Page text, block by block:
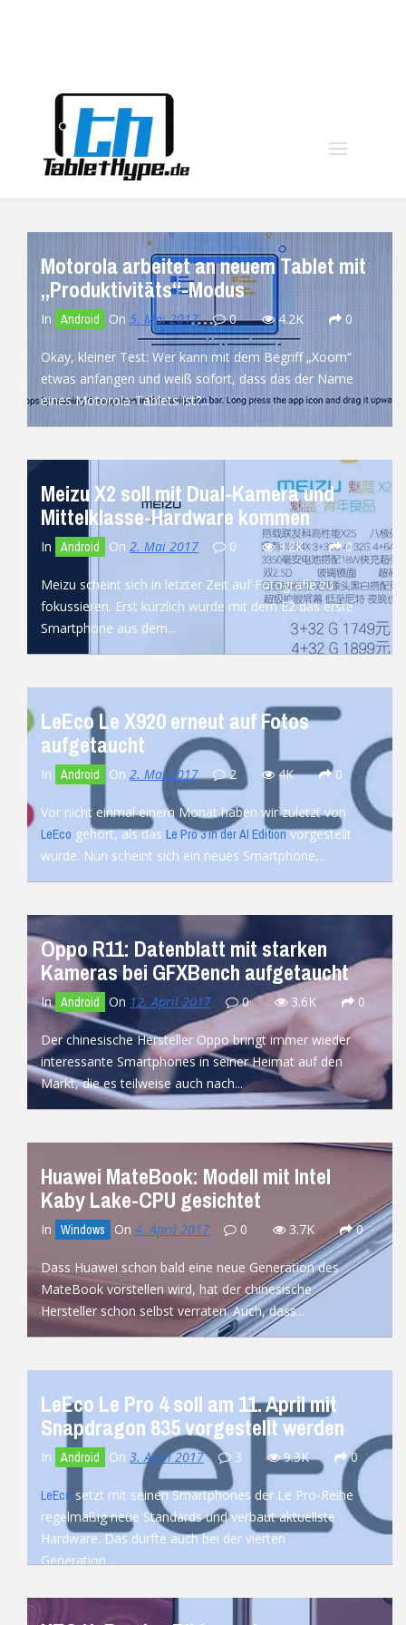
Motorola arbeitet an neuem Tablet mit
„Produktivitäts“-Modus
In Android On 5. Mai 2017 0 4.2K 0
Okay, kleiner Test: Wer kann mit dem Begriff „Xoom“
etwas anfangen und weiß sofort, dass das der Name
eines Motorola-Tablets ist?...
READ MORE
Meizu X2 soll mit Dual-Kamera und
Mittelklasse-Hardware kommen
In Android On 2. Mai 2017 0 3.2K 0
Meizu scheint sich in letzter Zeit auf Fotografie zu
fokussieren. Erst kürzlich wurde mit dem E2 das erste
Smartphone aus dem...
READ MORE
LeEco Le X920 erneut auf Fotos
aufgetaucht
In Android On 2. Mai 2017 2 4K 0
Vor nicht einmal einem Monat haben wir zuletzt von
LeEco gehört, als das Le Pro 3 in der AI Editionvorgestellt
wurde. Nun scheint sich ein neues Smartphone,...
READ MORE
Oppo R11: Datenblatt mit starken
Kameras bei GFXBench aufgetaucht
In Android On 12. April 2017 0 3.6K 0
Der chinesische Hersteller Oppo bringt immer wieder
interessante Smartphones in seiner Heimat auf den
Markt, die es teilweise auch nach...
READ MORE
Huawei MateBook: Modell mit Intel
Kaby Lake-CPU gesichtet
In Windows On 4. April 2017 0 3.7K 0
Dass Huawei schon bald eine neue Generation des
MateBook vorstellen wird, hat der chinesische
Hersteller schon selbst verraten. Auch, dass...
READ MORE
LeEco Le Pro 4 soll am 11. April mit
Snapdragon 835 vorgestellt werden
In Android On 3. April 2017 3 9.3K 0
LeEco setzt mit seinen Smartphones der Le Pro-Reihe
regelmäßig neue Standards und verbaut aktuellste
Hardware. Das dürfte auch bei der vierten
Generation...